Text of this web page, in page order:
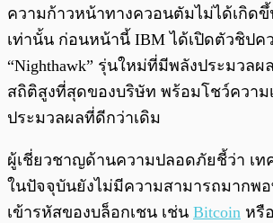
ความก้าวหน้าทางควอนตัมไม่ได้เกิด
เท่านั้น ก่อนหน้านี้ IBM ได้เปิดตัวชิปค
“Nighthawk” รุ่นใหม่ที่มีพลังประมวลผ
สถิติสูงที่สุดของบริษัท พร้อมโชว์ความ
ประมวลผลที่ดีกว่าเดิม
ผู้เชี่ยวชาญด้านความปลอดภัยชี้ว่า เ
ในปัจจุบันยังไม่มีความสามารถมากพอ
เข้ารหัสของบล็อกเชน เช่น Bitcoin หรือ